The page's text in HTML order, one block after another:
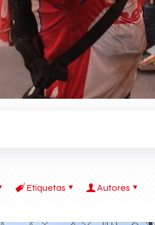
Etiquetas Autores